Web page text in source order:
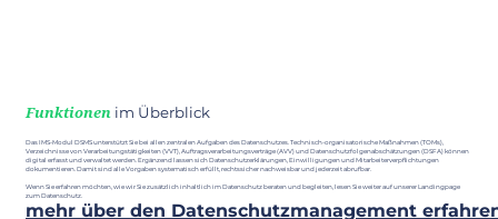
Funktionen im Überblick
Das IMS-Modul DSMS unterstützt Sie bei allen zentralen Aufgaben des Datenschutzes. Technisch-organisatorische Maßnahmen (TOMs),
Verzeichnisse von Verarbeitungstätigkeiten (VVT), Auftragsverarbeitungsverträge (AVV) und Datenschutzfolgenabschätzungen (DSFA) können
digital erfasst und verwaltet werden. Ergänzend lassen sich Datenschutzerklärungen, Einwilligungen und Mitarbeiterverpflichtungen
dokumentieren. Damit sind alle Vorgaben systematisch erfüllt, rechtssicher nachweisbar und jederzeit abrufbar.
Wenn Sie erfahren möchten, wie wir Sie zusätzlich inhaltlich im Datenschutz beraten und begleiten, lesen Sie weiter auf unserer Landingpage
zum Datenschutz.
mehr über den Datenschutzmanagement